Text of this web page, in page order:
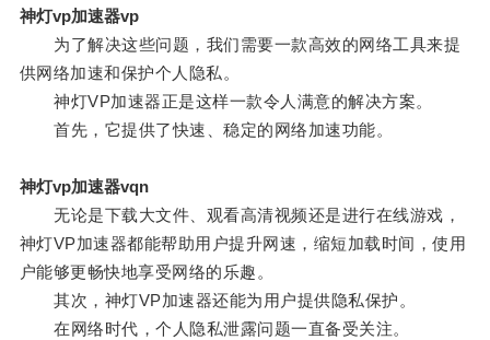
神灯vp加速器vp
为了解决这些问题，我们需要一款高效的网络工具来提
供网络加速和保护个人隐私。
神灯VP加速器正是这样一款令人满意的解决方案。
首先，它提供了快速、稳定的网络加速功能。
神灯vp加速器vqn
无论是下载大文件、观看高清视频还是进行在线游戏，
神灯VP加速器都能帮助用户提升网速，缩短加载时间，使用
户能够更畅快地享受网络的乐趣。
其次，神灯VP加速器还能为用户提供隐私保护。
在网络时代，个人隐私泄露问题一直备受关注。